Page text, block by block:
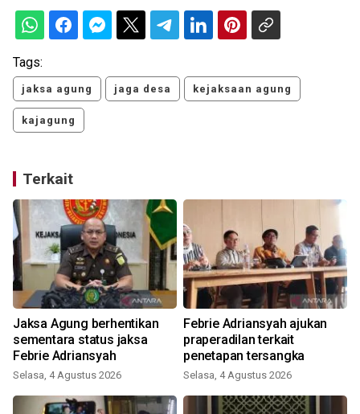
Tags:
jaksa agung jaga desa kejaksaan agung
kajagung
Terkait
Jaksa Agung berhentikan
sementara status jaksa
Febrie Adriansyah
Selasa, 4 Agustus 2026
Febrie Adriansyah ajukan
praperadilan terkait
penetapan tersangka
Selasa, 4 Agustus 2026